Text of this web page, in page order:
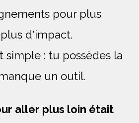
pour plus
plus d'impact.
simple : tu possèdes la
un outil.
aller plus loin était